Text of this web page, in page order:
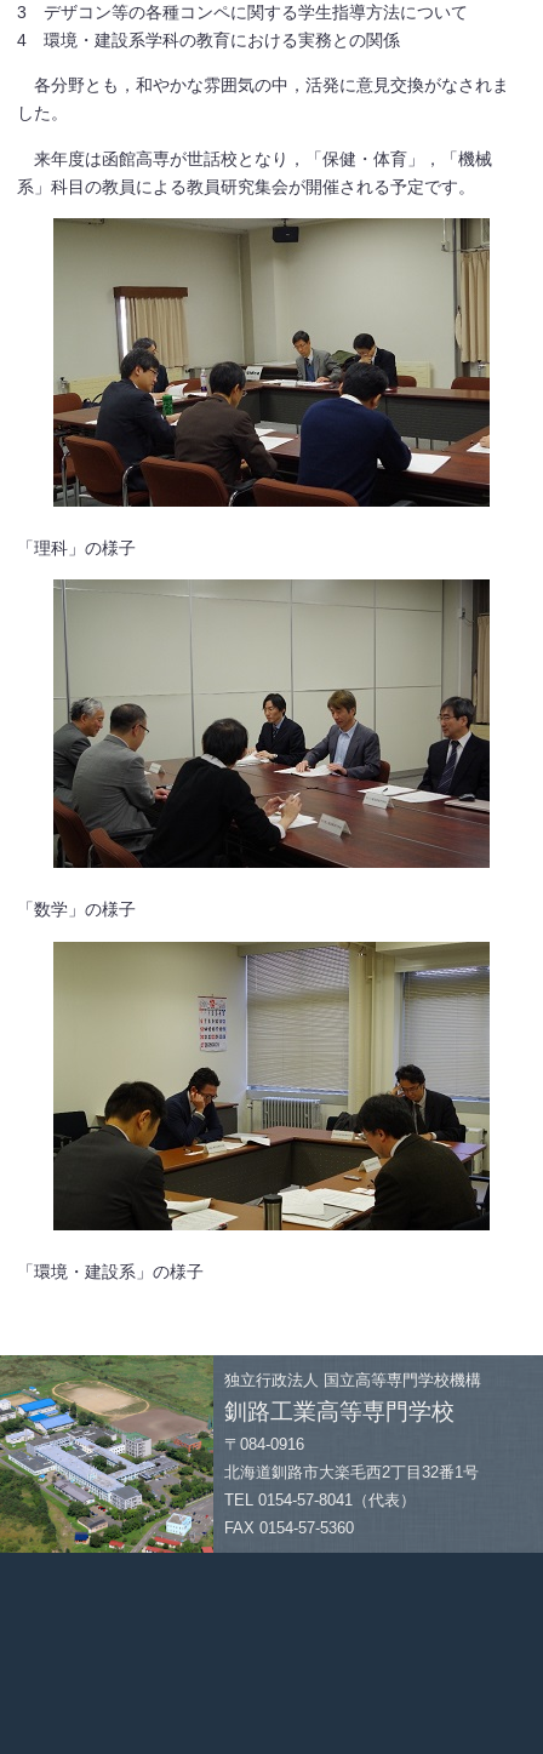
3 デザコン等の各種コンペに関する学生指導方法について
4 環境・建設系学科の教育における実務との関係
各分野とも，和やかな雰囲気の中，活発に意見交換がなされま
した。
来年度は函館高専が世話校となり，「保健・体育」，「機械
系」科目の教員による教員研究集会が開催される予定です。
「理科」の様子
「数学」の様子
「環境・建設系」の様子
独立行政法人 国立高等専門学校機構
釧路工業高等専門学校
〒084-0916
北海道釧路市大楽毛西2丁目32番1号
TEL 0154-57-8041（代表）
FAX 0154-57-5360